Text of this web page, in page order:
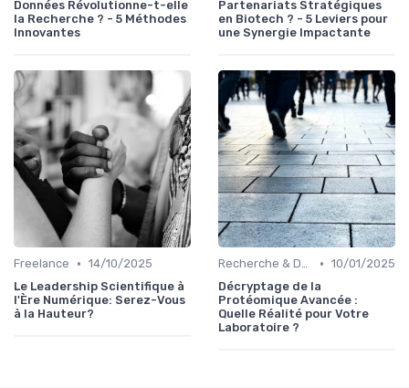
Données Révolutionne-t-elle
la Recherche ? - 5 Méthodes
Innovantes
Partenariats Stratégiques
en Biotech ? - 5 Leviers pour
une Synergie Impactante
Freelance • 14/10/2025
Le Leadership Scientifique à
l'Ère Numérique: Serez-Vous
à la Hauteur?
Recherche & Développement • 10/01/2025
Décryptage de la
Protéomique Avancée :
Quelle Réalité pour Votre
Laboratoire ?